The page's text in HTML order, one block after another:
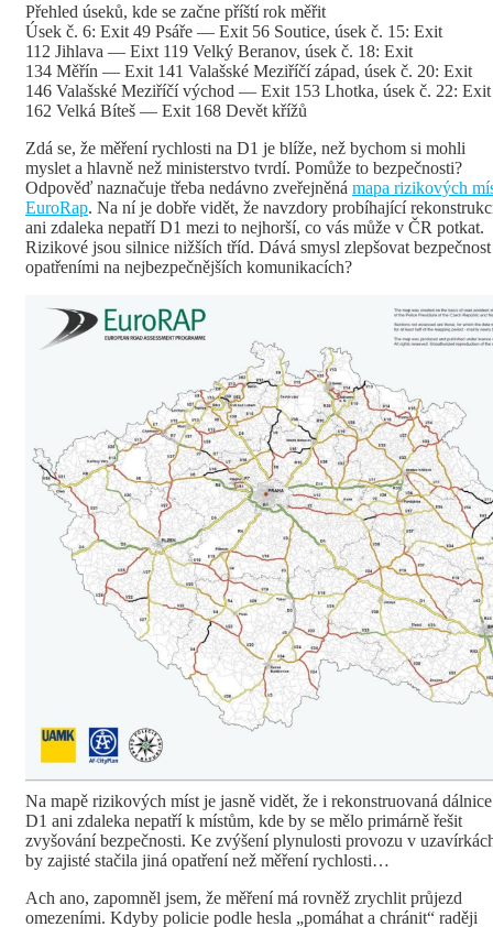
Přehled úseků, kde se začne příští rok měřit
Úsek č. 6: Exit 49 Psáře — Exit 56 Soutice, úsek č. 15: Exit
112 Jihlava — Eixt 119 Velký Beranov, úsek č. 18: Exit
134 Měřín — Exit 141 Valašské Meziříčí západ, úsek č. 20: Exit
146 Valašské Meziříčí východ — Exit 153 Lhotka, úsek č. 22: Exit
162 Velká Bíteš — Exit 168 Devět křížů
Zdá se, že měření rychlosti na D1 je blíže, než bychom si mohli
myslet a hlavně než ministerstvo tvrdí. Pomůže to bezpečnosti?
Odpověď naznačuje třeba nedávno zveřejněná mapa rizikových
EuroRap. Na ní je dobře vidět, že navzdory probíhající
ani zdaleka nepatří D1 mezi to nejhorší, co vás může v ČR potkat.
Rizikové jsou silnice nižších tříd. Dává smysl zlepšovat bezpečnost
opatřeními na nejbezpečnějších komunikacích?
Na mapě rizikových míst je jasně vidět, že i rekonstruovaná dálnice
D1 ani zdaleka nepatří k místům, kde by se mělo primárně řešit
zvyšování bezpečnosti. Ke zvýšení plynulosti provozu v
by zajisté stačila jiná opatření než měření rychlosti…
Ach ano, zapomněl jsem, že měření má rovněž zrychlit průjezd
omezeními. Kdyby policie podle hesla „pomáhat a chránit“ raději